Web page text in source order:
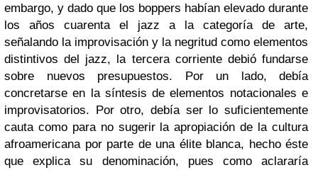
embargo, y dado que los boppers habían elevado durante
los años cuarenta el jazz a la categoría de arte,
señalando la improvisación y la negritud como elementos
distintivos del jazz, la tercera corriente debió fundarse
sobre nuevos presupuestos. Por un lado, debía
concretarse en la síntesis de elementos notacionales e
improvisatorios. Por otro, debía ser lo suficientemente
cauta como para no sugerir la apropiación de la cultura
afroamericana por parte de una élite blanca, hecho éste
que explica su denominación, pues como aclararía